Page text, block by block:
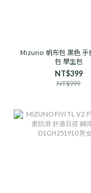
Mizuno 帆布包 黑色 手
包 學生包
NT$399
NT$999